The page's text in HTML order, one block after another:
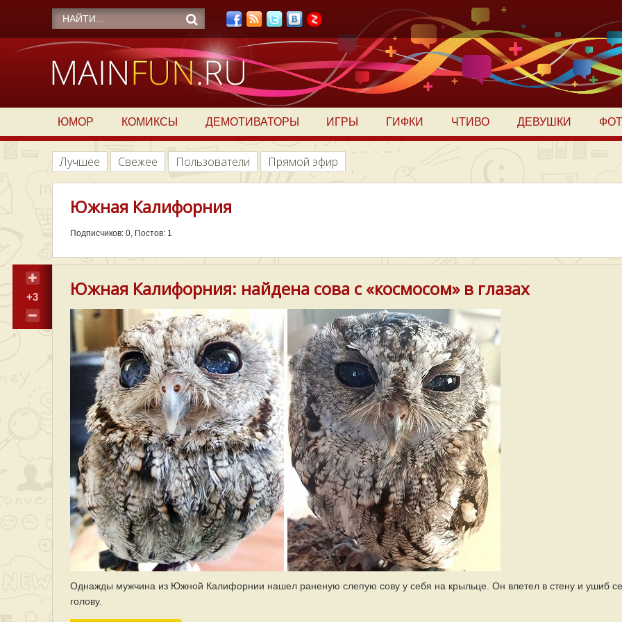
ЮМОР КОМИКСЫ ДЕМОТИВАТОРЫ ИГРЫ ГИФКИ ЧТИВО ДЕВУШКИ
Лучшее Свежее Пользователи Прямой эфир
Южная Калифорния
Подписчиков: 0, Постов: 1
+3 Южная Калифорния: найдена сова с «космосом» в глазах
Однажды мужчина из Южной Калифорнии нашел раненую слепую сову у себя на крыльце. Он влетел в стену и ушиб
голову.